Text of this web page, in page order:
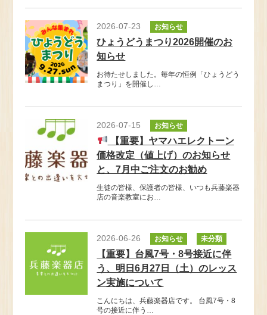
2026-07-23 お知らせ
ひょうどうまつり2026開催のお
知らせ
お待たせしました。毎年の恒例「ひょうどう
まつり」を開催し…
2026-07-15 お知らせ
【重要】ヤマハエレクトーン
価格改定（値上げ）のお知らせ
と、7月中ご注文のお勧め
生徒の皆様、保護者の皆様、いつも兵藤楽器
店の音楽教室にお…
2026-06-26 お知らせ 未分類
【重要】台風7号・8号接近に伴
う、明日6月27日（土）のレッス
ン実施について
こんにちは、兵藤楽器店です。 台風7号・8
号の接近に伴う…